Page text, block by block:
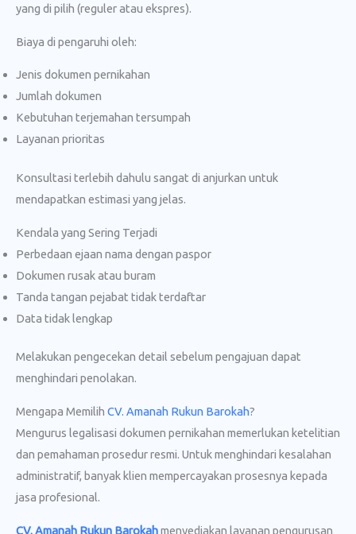
yang di pilih (reguler atau ekspres).
Biaya di pengaruhi oleh:
Jenis dokumen pernikahan
Jumlah dokumen
Kebutuhan terjemahan tersumpah
Layanan prioritas
Konsultasi terlebih dahulu sangat di anjurkan untuk
mendapatkan estimasi yang jelas.
Kendala yang Sering Terjadi
Perbedaan ejaan nama dengan paspor
Dokumen rusak atau buram
Tanda tangan pejabat tidak terdaftar
Data tidak lengkap
Melakukan pengecekan detail sebelum pengajuan dapat
menghindari penolakan.
Mengapa Memilih CV. Amanah Rukun Barokah?
Mengurus legalisasi dokumen pernikahan memerlukan ketelitian
dan pemahaman prosedur resmi. Untuk menghindari kesalahan
administratif, banyak klien mempercayakan prosesnya kepada
jasa profesional.
CV. Amanah Rukun Barokahmenyediakan layanan pengurusan